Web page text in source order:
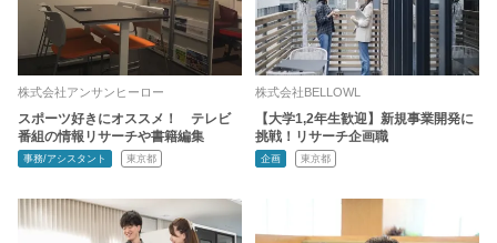
株式会社アンサンヒーロー
スポーツ好きにオススメ！ テレビ
番組の情報リサーチや書籍編集
事務/アシスタント 東京都
株式会社BELLOWL
【大学1,2年生歓迎】新規事業開発に
挑戦！リサーチ企画職
企画 東京都